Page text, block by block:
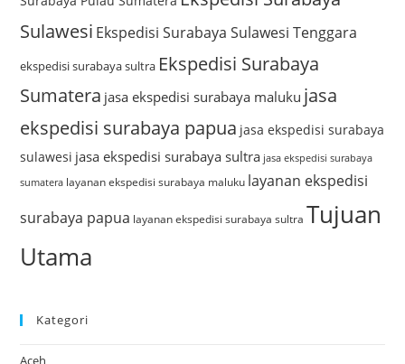
Sulawesi Ekspedisi Surabaya Sulawesi Tenggara
ekspedisi surabaya sultra Ekspedisi Surabaya
Sumatera jasa ekspedisi surabaya maluku jasa
ekspedisi surabaya papua jasa ekspedisi surabaya
sulawesi jasa ekspedisi surabaya sultra jasa ekspedisi surabaya
sumatera layanan ekspedisi surabaya maluku layanan ekspedisi
surabaya papua layanan ekspedisi surabaya sultra Tujuan
Utama
Kategori
Aceh